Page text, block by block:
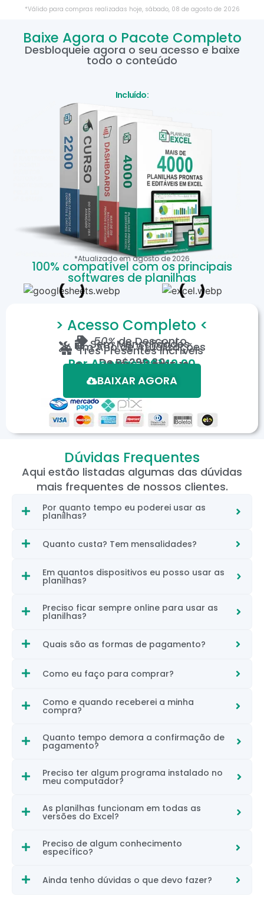
*Válido para compras realizadas hoje, sábado, 08 de agostode 2026
Baixe Agora o Pacote Completo
Desbloqueie agora o seu acesso e baixe
todo o conteúdo
Incluído:
*Atualizado emagostode 2026
100% compatível com os principais
softwares de planilhas
> Acesso Completo <
50%de Desconto
Sem Mensalidades
Um Ano de Atualizações
Três Presentes Incríveis
DeR$299,80
Por Apenas: R$149,90
Em até 12X de R$15,19
*Oferta válida por tempo limitado.
BAIXAR AGORA
Dúvidas Frequentes
Aqui estão listadas algumas das dúvidas
mais frequentes de nossos clientes.
Por quanto tempo eu poderei usar as
planilhas?
Quanto custa? Tem mensalidades?
Em quantos dispositivos eu posso usar as
planilhas?
Preciso ficar sempre online para usar as
planilhas?
Quais são as formas de pagamento?
Como eu faço para comprar?
Como e quando receberei a minha
compra?
Quanto tempo demora a confirmação de
pagamento?
Preciso ter algum programa instalado no
meu computador?
As planilhas funcionam em todas as
versões do Excel?
Preciso de algum conhecimento
específico?
Ainda tenho dúvidas o que devo fazer?